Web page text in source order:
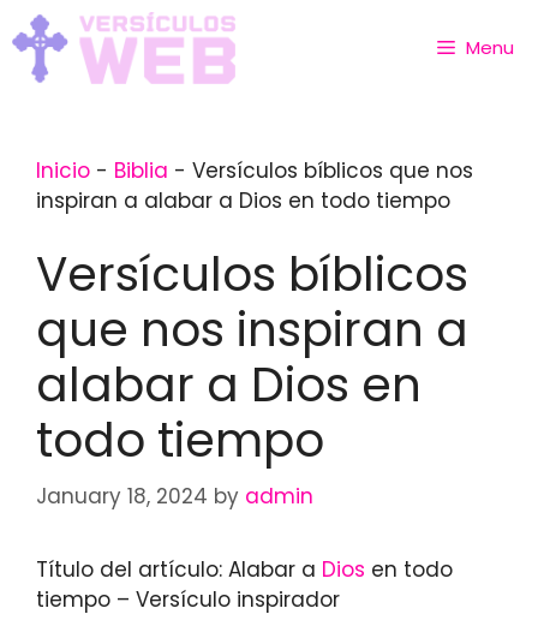
Skip
to
content
Menu
Inicio - Biblia - Versículos bíblicos que nos
inspiran a alabar a Dios en todo tiempo
Versículos bíblicos
que nos inspiran a
alabar a Dios en
todo tiempo
January 18, 2024 by admin
Título del artículo: Alabar a Dios en todo
tiempo – Versículo inspirador